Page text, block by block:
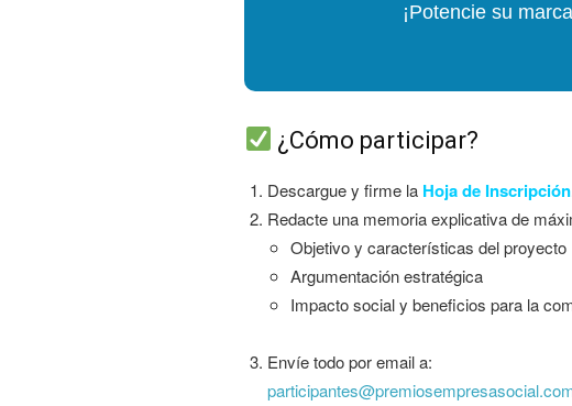
¡Potencie su
¿Cómo participar?
Descargue y firme la Hoja de Inscripción
Redacte una memoria explicativa de
Objetivo y características del proyecto
Argumentación estratégica
Impacto social y beneficios para la
Envíe todo por email a: